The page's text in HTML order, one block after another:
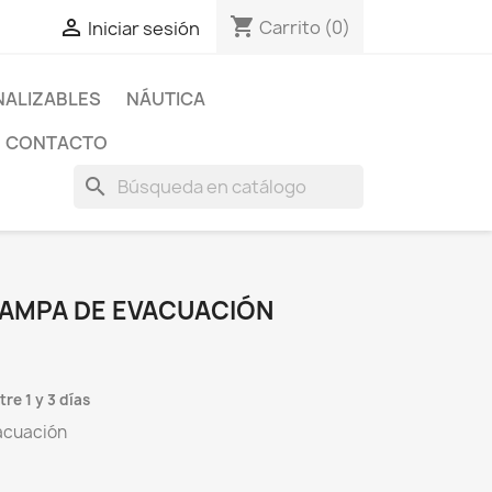
 Iniciar sesión shopping_cart Carrito (0)
NÁUTICA
CONTACTO
search
DE EVACUACIÓN
1 y 3 días